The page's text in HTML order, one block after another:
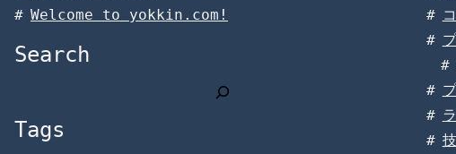
Welcome to yokkin.com!
Search
Tags